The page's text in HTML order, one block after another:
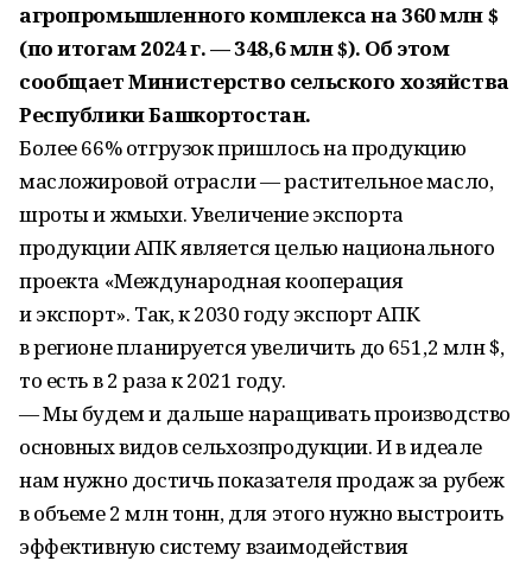
агропромышленного комплекса на 360 млн $
(по итогам 2024 г. — 348,6 млн $). Об этом
сообщает Министерство сельского хозяйства
Республики Башкортостан.
Более 66% отгрузок пришлось на продукцию
масложировой отрасли — растительное масло,
шроты и жмыхи. Увеличение экспорта
продукции АПК является целью национального
проекта «Международная кооперация
и экспорт». Так, к 2030 году экспорт АПК
в регионе планируется увеличить до 651,2 млн $,
то есть в 2 раза к 2021 году.
— Мы будем и дальше наращивать производство
основных видов сельхозпродукции. И в идеале
нам нужно достичь показателя продаж за рубеж
в объеме 2 млн тонн, для этого нужно выстроить
эффективную систему взаимодействия